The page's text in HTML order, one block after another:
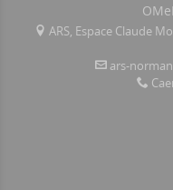
ARS, Espace Claude
ars-